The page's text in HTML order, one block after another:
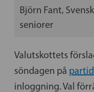
Björn Fant,
seniorer
Valutskottets
söndagen på
inloggning. Val